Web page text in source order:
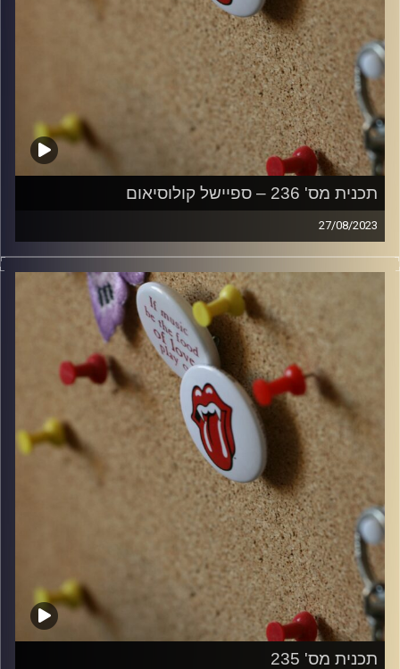
תכנית מס' 236 – ספיישל קולוסיאום
27/08/2023
קלאסיקות רוק עם אורן הוף.
ספיישל קולוסיאום לקראת הופעה בבארבי ב6 לספטמבר.
קרדיט תמונות: włodi
תכנית מס' 235